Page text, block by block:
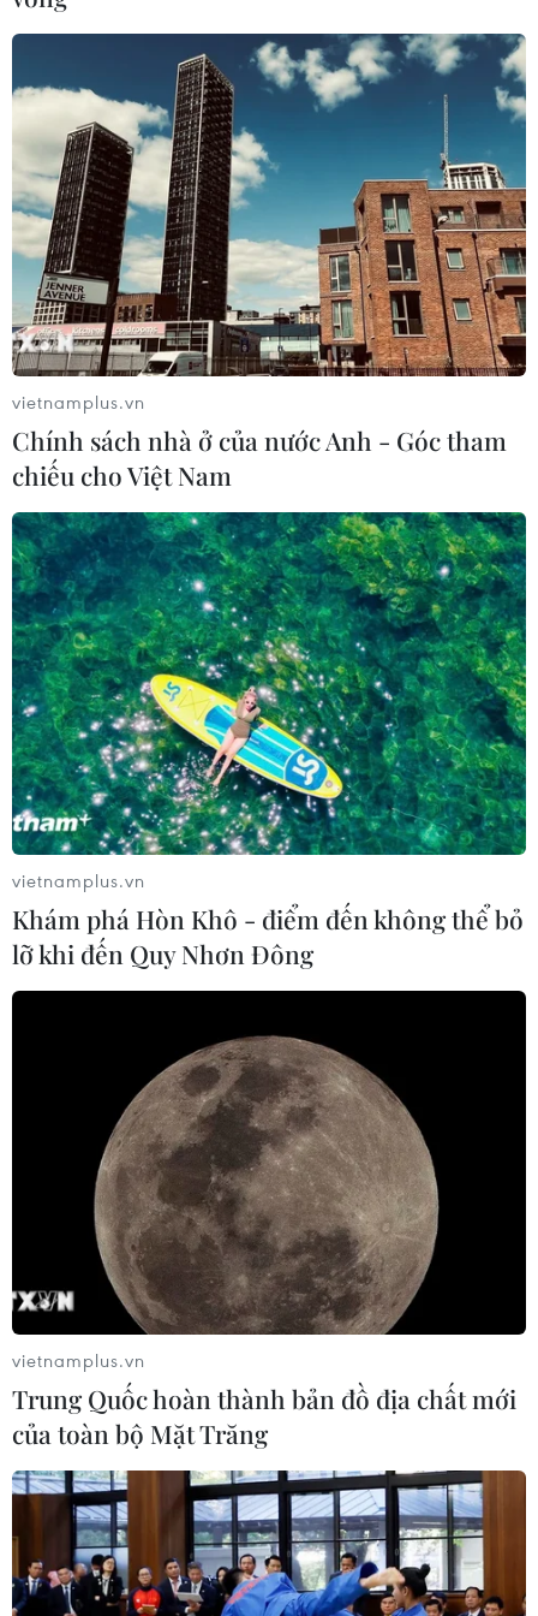
vietnamplus.vn
Chính sách nhà ở của nước Anh - Góc tham
chiếu cho Việt Nam
vietnamplus.vn
Khám phá Hòn Khô - điểm đến không thể bỏ
lỡ khi đến Quy Nhơn Đông
vietnamplus.vn
Trung Quốc hoàn thành bản đồ địa chất mới
của toàn bộ Mặt Trăng